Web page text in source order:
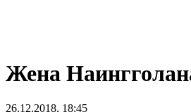
Жена
26.12.2018, 18:45